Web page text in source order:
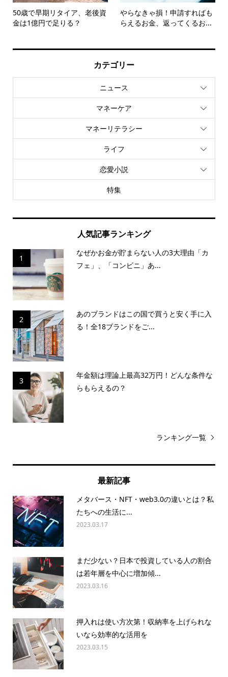
50歳で早期リタイア、老後資
金は1億円で足りる？
やらなきゃ損！申請すればも
らえるお金、返ってくるお...
カテゴリー
ニュース
マネーケア
マネーリテラシー
ライフ
恋愛小説
特集
人気記事ランキング
1
なぜかお金が貯まらない人の3大理由「カ
フェ」、「コンビニ」あ...
2
あのブランドはこの国で買うと安く手に入
る！全18ブランドをご...
3
年金額は理論上最高32万円！どんな条件な
らもらえるの？
ランキング一覧
最新記事
メタバース・NFT・web3.0の違いとは？私
たちへの生活に...
2023.03.17
まだ少ない？日本で投資している人の割合
は若年層を中心に増加傾...
2023.03.16
押入れは使い方次第！収納率を上げられな
いなら効率的な活用を
2023.03.15